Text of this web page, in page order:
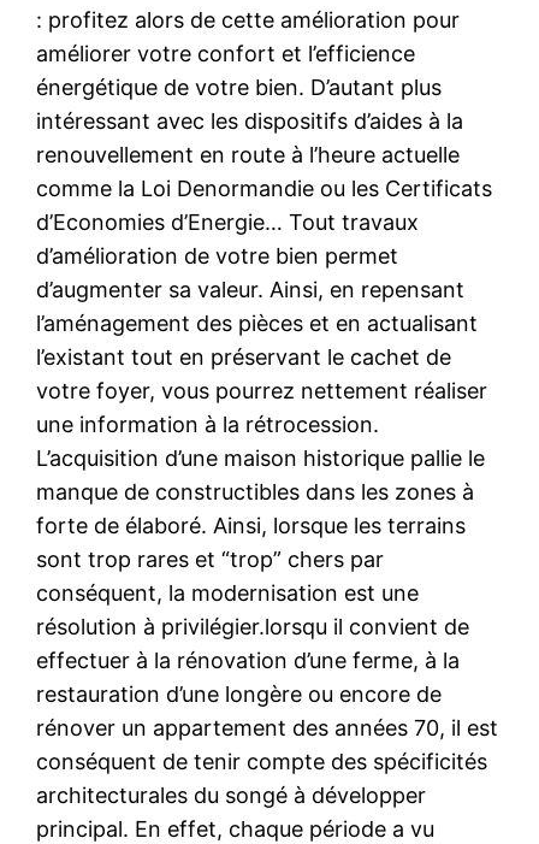
: profitez alors de cette amélioration pour
améliorer votre confort et l’efficience
énergétique de votre bien. D’autant plus
intéressant avec les dispositifs d’aides à la
renouvellement en route à l’heure actuelle
comme la Loi Denormandie ou les Certificats
d’Economies d’Energie… Tout travaux
d’amélioration de votre bien permet
d’augmenter sa valeur. Ainsi, en repensant
l’aménagement des pièces et en actualisant
l’existant tout en préservant le cachet de
votre foyer, vous pourrez nettement réaliser
une information à la rétrocession.
L’acquisition d’une maison historique pallie le
manque de constructibles dans les zones à
forte de élaboré. Ainsi, lorsque les terrains
sont trop rares et “trop” chers par
conséquent, la modernisation est une
résolution à privilégier.lorsqu il convient de
effectuer à la rénovation d’une ferme, à la
restauration d’une longère ou encore de
rénover un appartement des années 70, il est
conséquent de tenir compte des spécificités
architecturales du songé à développer
principal. En effet, chaque période a vu